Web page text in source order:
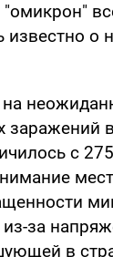
известно о
заражений
с
за
в